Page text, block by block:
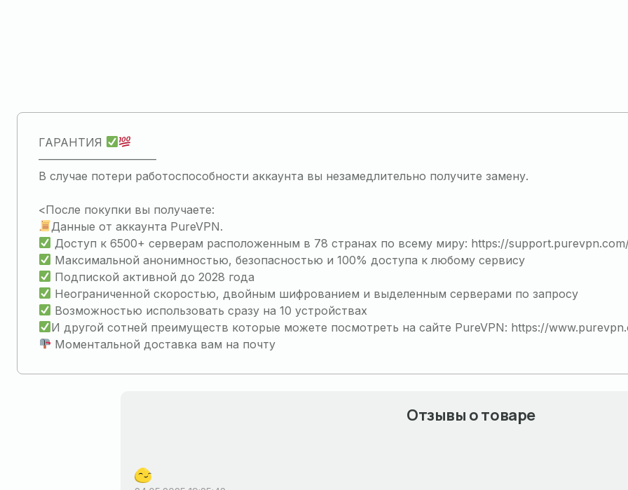
ГАРАНТИЯ
——————————–
В случае потери работоспособности аккаунта вы незамедлительно получите замену.
<После покупки вы получаете:
Данные от аккаунта PureVPN.
Доступ к 6500+ серверам расположенным в 78 странах по всему миру: https://
Максимальной анонимностью, безопасностью и 100% доступа к любому сервису
Подпиской активной до 2028 года
Неограниченной скоростью, двойным шифрованием и выделенным серверами по запросу
Возможностью использовать сразу на 10 устройствах
И другой сотней преимуществ которые можете посмотреть на сайте PureVPN: https://
Моментальной доставка вам на почту
Отзывы о товаре